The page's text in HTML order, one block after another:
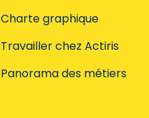
Charte graphique
Travailler chez Actiris
Panorama des métiers